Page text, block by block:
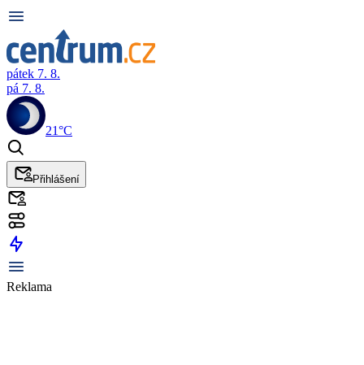
pátek 7. 8.
pá 7. 8.
21°C
Přihlášení
Reklama